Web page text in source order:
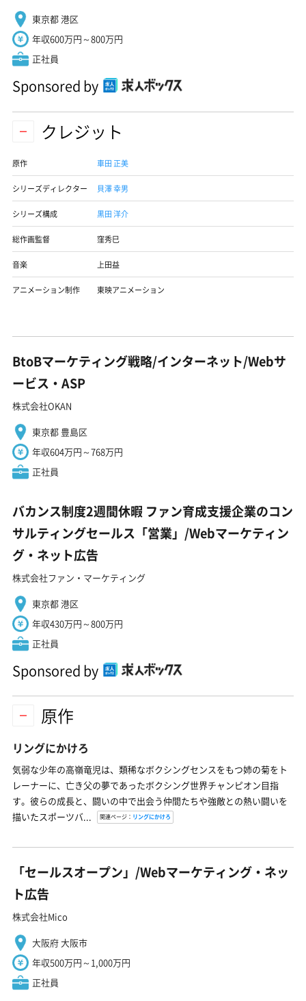
東京都 港区
年収600万円～800万円
正社員
Sponsored by
クレジット
原作 車田 正美
シリーズディレクター 貝澤 幸男
シリーズ構成 黒田 洋介
総作画監督 窪秀巳
音楽 上田益
アニメーション制作 東映アニメーション
BtoBマーケティング戦略/インターネット/Webサ
ービス・ASP
株式会社OKAN
東京都 豊島区
年収604万円～768万円
正社員
バカンス制度2週間休暇 ファン育成支援企業のコン
サルティングセールス「営業」/Webマーケティン
グ・ネット広告
株式会社ファン・マーケティング
東京都 港区
年収430万円～800万円
正社員
Sponsored by
原作
リングにかけろ
気弱な少年の高嶺竜児は、類稀なボクシングセンスをもつ姉の菊をト
レーナーに、亡き父の夢であったボクシング世界チャンピオン目指
す。彼らの成長と、闘いの中で出会う仲間たちや強敵との熱い闘いを
描いたスポーツバ...
関連ページ： リングにかけろ
「セールスオープン」/Webマーケティング・ネッ
ト広告
株式会社Mico
大阪府 大阪市
年収500万円～1,000万円
正社員